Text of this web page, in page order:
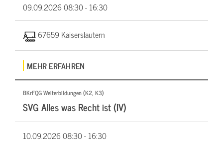
09.09.202608:30 - 16:30
67659 Kaiserslautern
MEHR ERFAHREN
BKrFQG Weiterbildungen (K2, K3)
SVG Alles was Recht ist (IV)
10.09.202608:30 - 16:30